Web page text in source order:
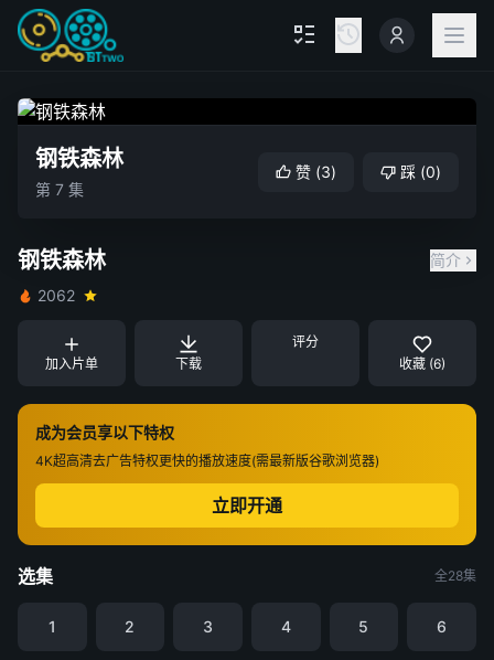
钢铁森林
第 7 集
赞 (3) 踩 (0)
钢铁森林
简介
2062
加入片单 下载
评分
收藏 (6)
成为会员享以下特权
4K超高清去广告特权更快的播放速度(需最新版谷歌浏览器)
立即开通
选集 全28集
1 2 3 4 5 6